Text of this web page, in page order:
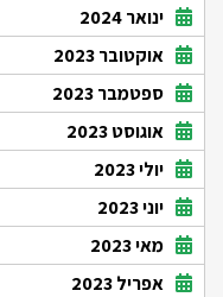
ינואר 2024
אוקטובר 2023
ספטמבר 2023
אוגוסט 2023
יולי 2023
יוני 2023
מאי 2023
אפריל 2023